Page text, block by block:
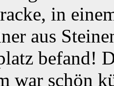
in
aus
befand!
war schön